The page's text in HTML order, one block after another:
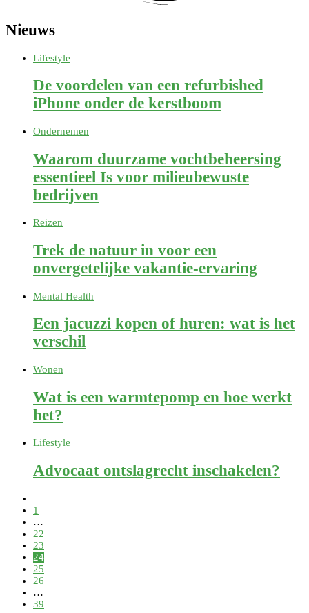
Nieuws
Lifestyle
De voordelen van een refurbished
iPhone onder de kerstboom
Ondernemen
Waarom duurzame vochtbeheersing
essentieel Is voor milieubewuste
bedrijven
Reizen
Trek de natuur in voor een
onvergetelijke vakantie-ervaring
Mental Health
Een jacuzzi kopen of huren: wat is het
verschil
Wonen
Wat is een warmtepomp en hoe werkt
het?
Lifestyle
Advocaat ontslagrecht inschakelen?
1
…
22
23
24
25
26
…
39